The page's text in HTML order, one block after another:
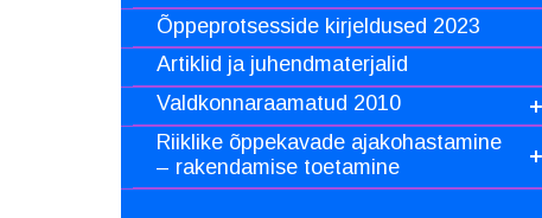
Õppeprotsesside kirjeldused 2023
Artiklid ja juhendmaterjalid
Valdkonnaraamatud 2010
Riiklike õppekavade ajakohastamine
– rakendamise toetamine